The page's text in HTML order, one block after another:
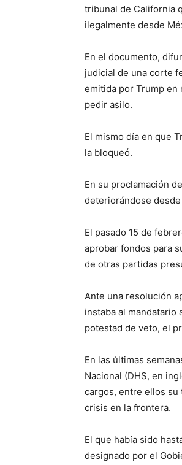
tribunal de California
ilegalmente desde
En el documento,
judicial de una corte
emitida por Trump en
pedir asilo.
El mismo día en que
la bloqueó.
En su proclamación
deteriorándose
El pasado 15 de
aprobar fondos para
de otras partidas
Ante una resolución
instaba al mandatario
potestad de veto, el
En las últimas
Nacional (DHS, en
cargos, entre ellos su
crisis en la frontera.
El que había sido
designado por el